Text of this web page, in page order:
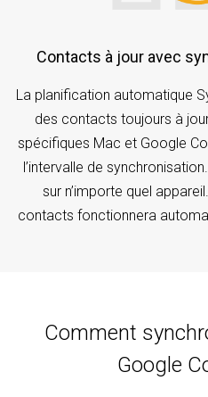
Contacts à jour avec
La planification automatique
des contacts toujours à
spécifiques Mac et Google
l’intervalle de
sur n’importe quel
contacts fonctionnera
Comment
Google